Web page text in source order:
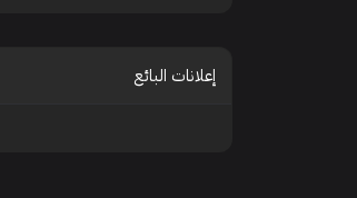
إعلانات البائع